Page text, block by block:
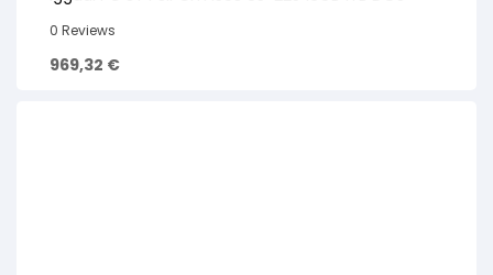
0 Reviews
969,32 €